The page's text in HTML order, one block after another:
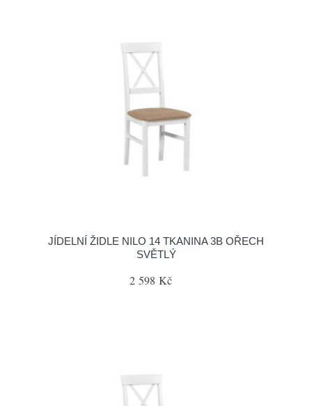
JÍDELNÍ ŽIDLE NILO 14 TKANINA 3B OŘECH
SVĚTLÝ
2 598 Kč